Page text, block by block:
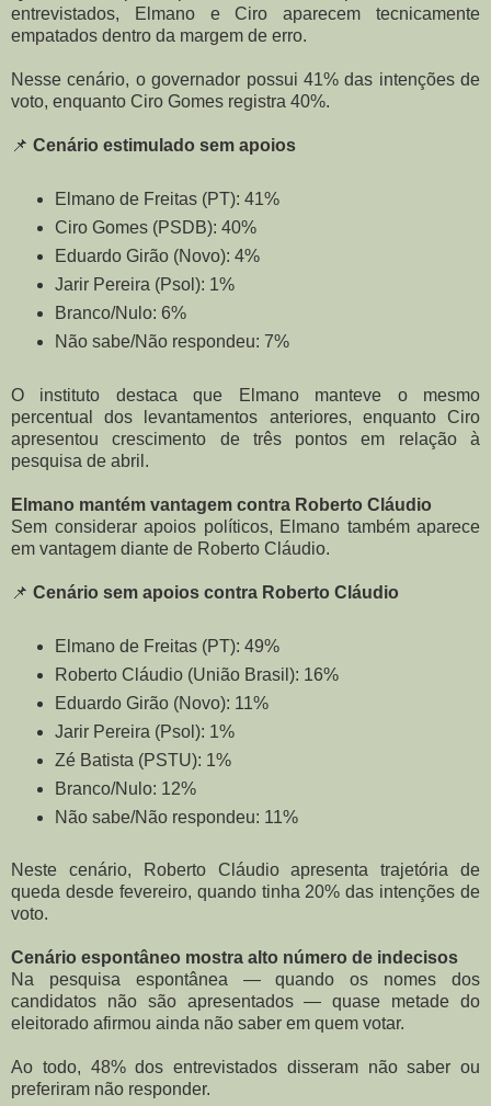
entrevistados, Elmano e Ciro aparecem tecnicamente
empatados dentro da margem de erro.
Nesse cenário, o governador possui 41% das intenções de
voto, enquanto Ciro Gomes registra 40%.
📌 Cenário estimulado sem apoios
Elmano de Freitas (PT): 41%
Ciro Gomes (PSDB): 40%
Eduardo Girão (Novo): 4%
Jarir Pereira (Psol): 1%
Branco/Nulo: 6%
Não sabe/Não respondeu: 7%
O instituto destaca que Elmano manteve o mesmo
percentual dos levantamentos anteriores, enquanto Ciro
apresentou crescimento de três pontos em relação à
pesquisa de abril.
Elmano mantém vantagem contra Roberto Cláudio
Sem considerar apoios políticos, Elmano também aparece
em vantagem diante de Roberto Cláudio.
📌 Cenário sem apoios contra Roberto Cláudio
Elmano de Freitas (PT): 49%
Roberto Cláudio (União Brasil): 16%
Eduardo Girão (Novo): 11%
Jarir Pereira (Psol): 1%
Zé Batista (PSTU): 1%
Branco/Nulo: 12%
Não sabe/Não respondeu: 11%
Neste cenário, Roberto Cláudio apresenta trajetória de
queda desde fevereiro, quando tinha 20% das intenções de
voto.
Cenário espontâneo mostra alto número de indecisos
Na pesquisa espontânea — quando os nomes dos
candidatos não são apresentados — quase metade do
eleitorado afirmou ainda não saber em quem votar.
Ao todo, 48% dos entrevistados disseram não saber ou
preferiram não responder.